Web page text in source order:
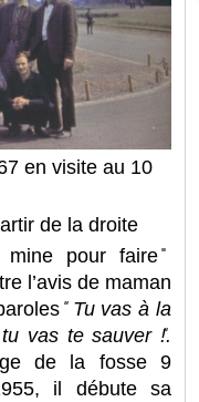
en visite au 10
de la droite
mine pour faire
l’avis de maman
Tu vas à la
vas te sauver !.
de la fosse 9
il débute sa